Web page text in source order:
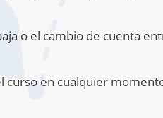
o el cambio de cuenta
en cualquier